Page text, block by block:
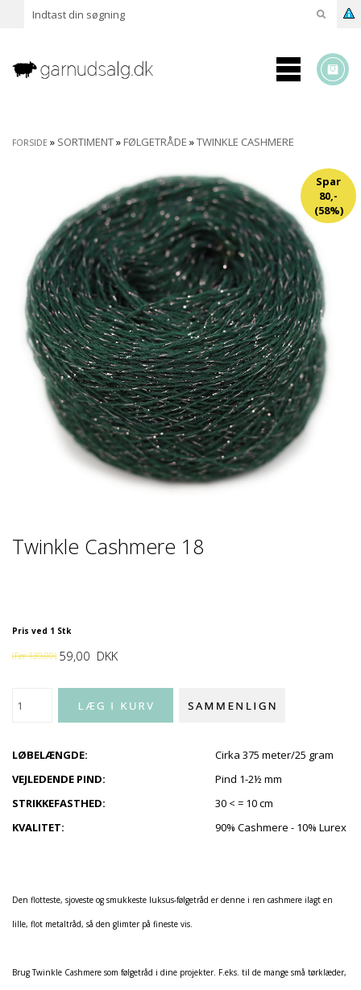
FORSIDE » SORTIMENT» FØLGETRÅDE »TWINKLE CASHMERE
Spar
80,-
(58%)
Twinkle Cashmere 18
Pris ved 1 Stk
(Før139,00) 59,00 DKK
LØBELÆNGDE:
VEJLEDENDE PIND:
STRIKKEFASTHED:
KVALITET:
Cirka 375 meter/25 gram
Pind 1-2½ mm
30 < = 10 cm
90% Cashmere - 10% Lurex
Den flotteste, sjoveste og smukkeste luksus-følgetråd er denne i ren cashmere ilagt en
lille, flot metaltråd, så den glimter på fineste vis.
Brug Twinkle Cashmere som følgetråd i dine projekter. F.eks. til de mange små tørklæder,